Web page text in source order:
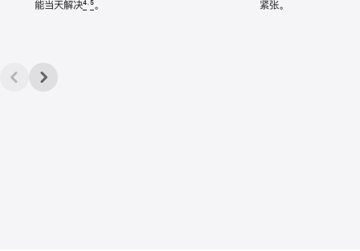
能当天解决4、 5。
紧张。